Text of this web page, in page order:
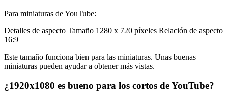
Para miniaturas de YouTube:
Detalles de aspecto Tamaño 1280 x 720 píxeles Relación de aspecto
16:9
Este tamaño funciona bien para las miniaturas. Unas buenas
miniaturas pueden ayudar a obtener más vistas.
¿1920x1080 es bueno para los cortos de YouTube?